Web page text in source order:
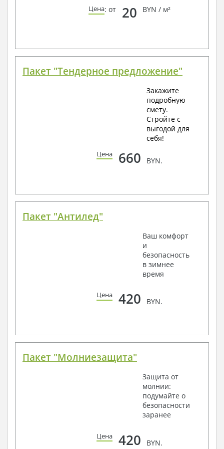
Цена: от 20 BYN / м²
Пакет "Тендерное предложение"
Закажите
подробную
смету.
Стройте с
выгодой для
себя!
Цена 660 BYN.
Пакет "Антилед"
Ваш комфорт
и
безопасность
в зимнее
время
Цена 420 BYN.
Пакет "Молниезащита"
Защита от
молнии:
подумайте о
безопасности
заранее
Цена 420 BYN.